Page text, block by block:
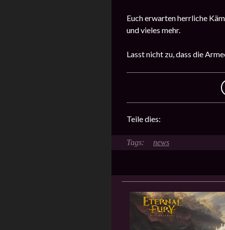
Euch erwarten herrliche
und vieles mehr.
Lasst nicht zu, dass die
Teile dies:
news